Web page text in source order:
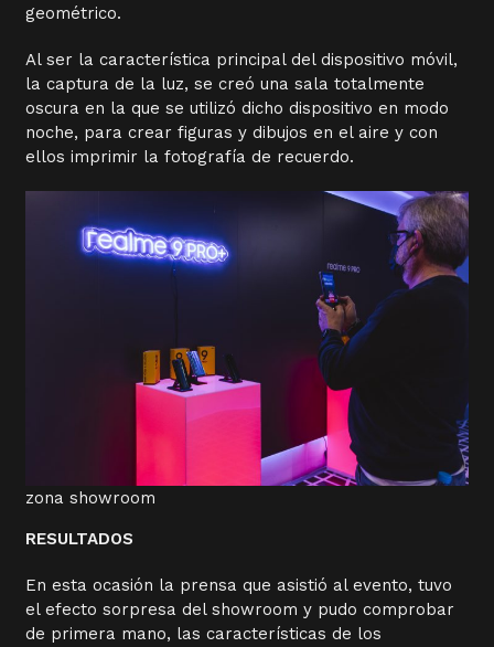
geométrico.
Al ser la característica principal del dispositivo móvil,
la captura de la luz, se creó una sala totalmente
oscura en la que se utilizó dicho dispositivo en modo
noche, para crear figuras y dibujos en el aire y con
ellos imprimir la fotografía de recuerdo.
zona showroom
RESULTADOS
En esta ocasión la prensa que asistió al evento, tuvo
el efecto sorpresa del showroom y pudo comprobar
de primera mano, las características de los